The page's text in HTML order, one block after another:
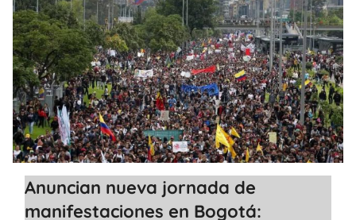
Anuncian nueva jornada de
manifestaciones en Bogotá: